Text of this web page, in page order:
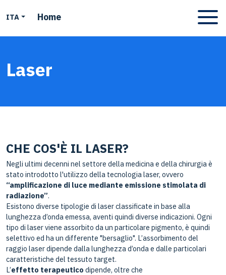
ITA Home
Laser
CHE COS'È IL LASER?
Negli ultimi decenni nel settore della medicina e della chirurgia è
stato introdotto l'utilizzo della tecnologia laser, ovvero
“amplificazione di luce mediante emissione stimolata di
radiazione”.
Esistono diverse tipologie di laser classificate in base alla
lunghezza d’onda emessa, aventi quindi diverse indicazioni. Ogni
tipo di laser viene assorbito da un particolare pigmento, è quindi
selettivo ed ha un differente "bersaglio". L’assorbimento del
raggio laser dipende dalla lunghezza d’onda e dalle particolari
caratteristiche del tessuto target.
L’effetto terapeutico dipende, oltre che